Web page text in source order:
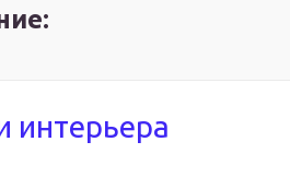
интерьера